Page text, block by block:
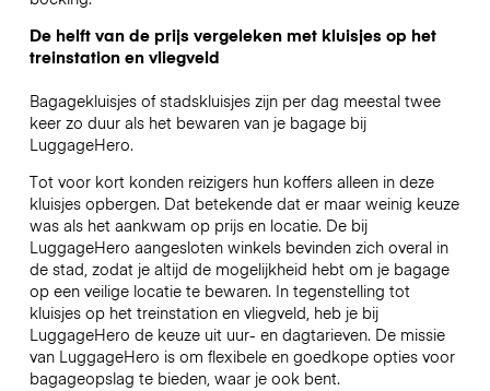
De helft van de prijs vergeleken met kluisjes op het
treinstation en vliegveld
Bagagekluisjes of stadskluisjes zijn per dag meestal twee
keer zo duur als het bewaren van je bagage bij
LuggageHero.
Tot voor kort konden reizigers hun koffers alleen in deze
kluisjes opbergen. Dat betekende dat er maar weinig keuze
was als het aankwam op prijs en locatie. De bij
LuggageHero aangesloten winkels bevinden zich overal in
de stad, zodat je altijd de mogelijkheid hebt om je bagage
op een veilige locatie te bewaren. In tegenstelling tot
kluisjes op het treinstation en vliegveld, heb je bij
LuggageHero de keuze uit uur- en dagtarieven. De missie
van LuggageHero is om flexibele en goedkope opties voor
bagageopslag te bieden, waar je ook bent.